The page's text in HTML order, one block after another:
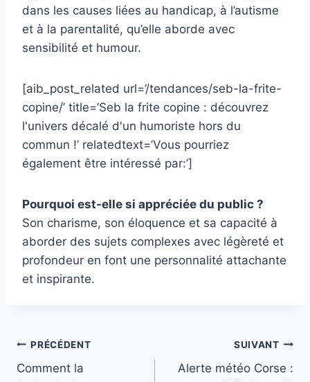
dans les causes liées au handicap, à l’autisme
et à la parentalité, qu’elle aborde avec
sensibilité et humour.
[aib_post_related url=’/tendances/seb-la-frite-
copine/’ title=’Seb la frite copine : découvrez
l'univers décalé d'un humoriste hors du
commun !’ relatedtext=’Vous pourriez
également être intéressé par:’]
Pourquoi est-elle si appréciée du public ?
Son charisme, son éloquence et sa capacité à
aborder des sujets complexes avec légèreté et
profondeur en font une personnalité attachante
et inspirante.
Navigation
PRÉCÉDENT
Comment la
SUIVANT
Alerte météo Corse :